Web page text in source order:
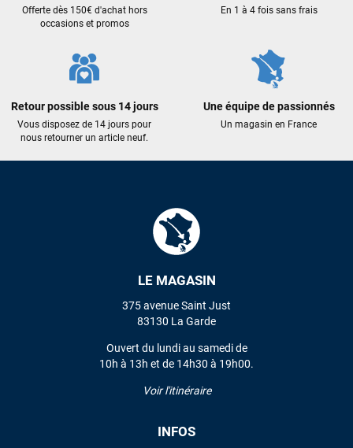
Offerte dès 150€ d'achat hors
occasions et promos
En 1 à 4 fois sans frais
Retour possible sous 14 jours
Vous disposez de 14 jours pour
nous retourner un article neuf.
Une équipe de passionnés
Un magasin en France
LE MAGASIN
375 avenue Saint Just
83130 La Garde
Ouvert du lundi au samedi de
10h à 13h et de 14h30 à 19h00.
Voir l'itinéraire
INFOS